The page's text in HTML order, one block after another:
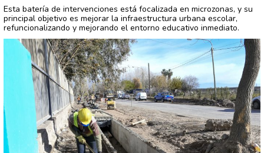
Esta batería de intervenciones está focalizada en microzonas, y su
principal objetivo es mejorar la infraestructura urbana escolar,
refuncionalizando y mejorando el entorno educativo inmediato.